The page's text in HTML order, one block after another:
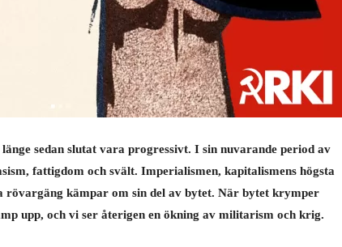
sedan slutat vara progressivt. I sin nuvarande period av
fattigdom och svält. Imperialismen, kapitalismens högsta
rövargäng kämpar om sin del av bytet. När bytet krymper
upp, och vi ser återigen en ökning av militarism och krig.